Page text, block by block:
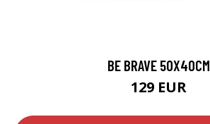
BE BRAVE 50X40CM
129 EUR